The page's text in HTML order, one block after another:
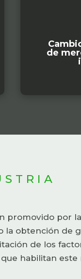
de
promovido por
la obtención de
de los
habilitan este